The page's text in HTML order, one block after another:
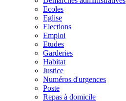
Ecoles
Eglise
Elections
Emploi
Etudes
Garderies
Habitat
Justice
Numéros d'urgences
Poste
Repas à domicile